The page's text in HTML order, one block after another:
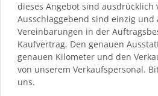
dieses Angebot sind ausdrücklich
Ausschlaggebend sind einzig und
Vereinbarungen in der
Kaufvertrag. Den genauen
genauen Kilometer und den
von unserem Verkaufspersonal.
uns.